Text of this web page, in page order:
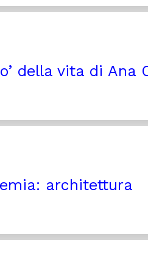
della vita di Ana
architettura